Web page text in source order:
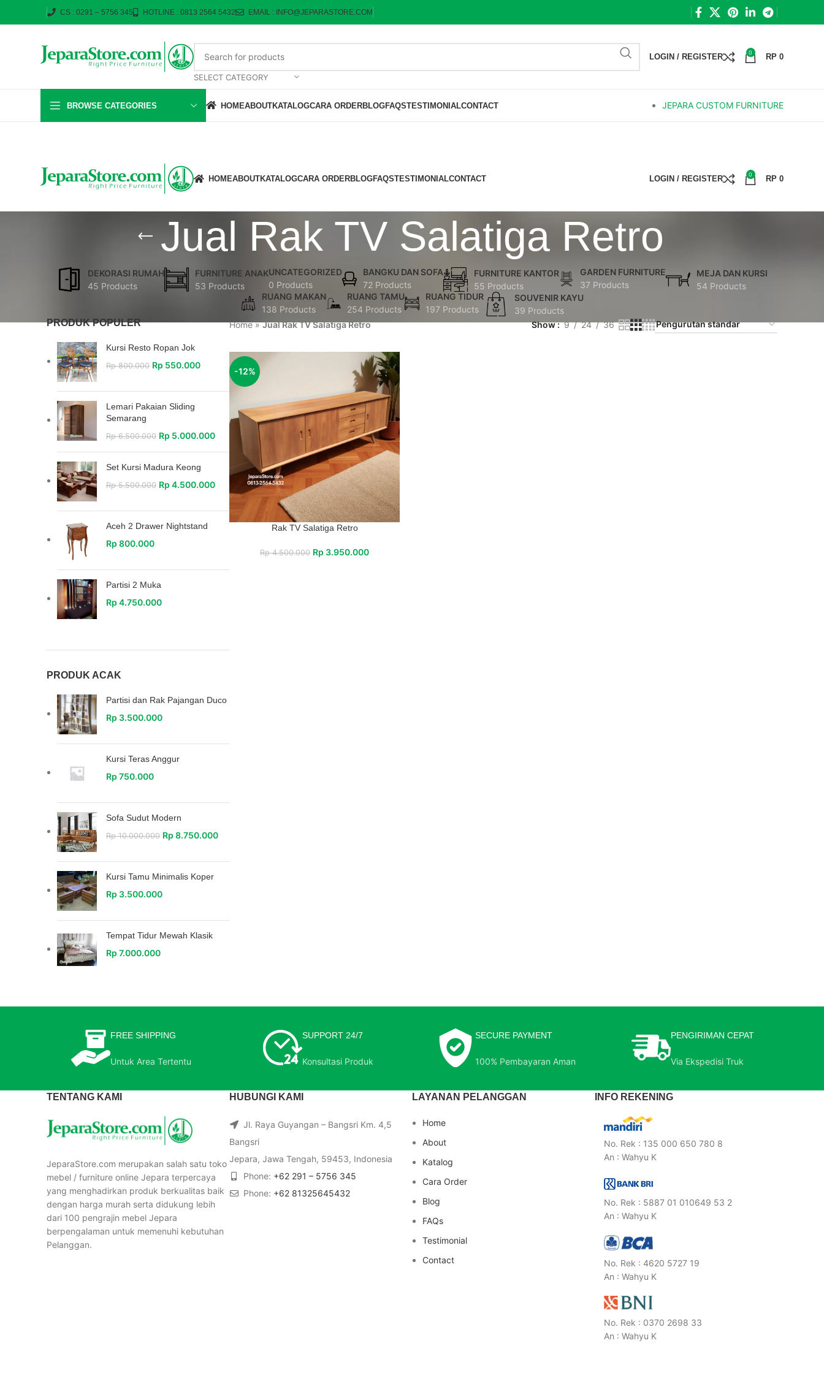
CS : 0291 – 5756 345 HOTLINE : 0813 2564 5432 EMAIL : INFO@JEPARASTORE.COM
SELECT CATEGORY
LOGIN / REGISTER 0 RP 0
BROWSE CATEGORIES HOMEABOUTKATALOGCARA ORDERBLOGFAQSTESTIMONIALCONTACT JEPARA CUSTOM FURNITURE
HOMEABOUTKATALOGCARA ORDERBLOGFAQSTESTIMONIALCONTACT LOGIN / REGISTER 0 RP 0
Jual Rak TV Salatiga Retro
DEKORASI RUMAH
45 Products
FURNITURE ANAK
53 Products
UNCATEGORIZED
0 Products
BANGKU DAN SOFA
72 Products
FURNITURE KANTOR
55 Products
GARDEN FURNITURE
37 Products
MEJA DAN KURSI
54 Products
RUANG MAKAN
138 Products
RUANG TAMU
254 Products
RUANG TIDUR
197 Products
SOUVENIR KAYU
39 Products
PRODUK POPULER
Kursi Resto Ropan Jok
Rp800.000 Rp 550.000
Lemari Pakaian Sliding
Semarang
Rp6.500.000 Rp 5.000.000
Set Kursi Madura Keong
Rp5.500.000 Rp 4.500.000
Aceh 2 Drawer Nightstand
Rp 800.000
Partisi 2 Muka
Rp 4.750.000
PRODUK ACAK
Partisi dan Rak Pajangan Duco
Rp 3.500.000
Kursi Teras Anggur
Rp 750.000
Sofa Sudut Modern
Rp10.000.000 Rp 8.750.000
Kursi Tamu Minimalis Koper
Rp 3.500.000
Tempat Tidur Mewah Klasik
Rp 7.000.000
Home»Jual Rak TV Salatiga Retro Show 9 24 36
-12%
Rak TV Salatiga Retro
Rp4.500.000 Rp 3.950.000
FREE SHIPPING
Untuk Area Tertentu
SUPPORT 24/7
Konsultasi Produk
SECURE PAYMENT
100% Pembayaran Aman
PENGIRIMAN CEPAT
Via Ekspedisi Truk
TENTANG KAMI
JeparaStore.com merupakan salah satu toko
mebel / furniture online Jepara terpercaya
yang menghadirkan produk berkualitas baik
dengan harga murah serta didukung lebih
dari 100 pengrajin mebel Jepara
berpengalaman untuk memenuhi kebutuhan
Pelanggan.
HUBUNGI KAMI
Jl. Raya Guyangan – Bangsri Km. 4,5
Bangsri
Jepara, Jawa Tengah, 59453, Indonesia
Phone: +62 291 – 5756 345
Phone: +62 81325645432
LAYANAN PELANGGAN
Home
About
Katalog
Cara Order
Blog
FAQs
Testimonial
Contact
INFO REKENING
No. Rek : 135 000 650 780 8
An : Wahyu K
No. Rek : 5887 01 010649 53 2
An : Wahyu K
No. Rek : 4620 5727 19
An : Wahyu K
No. Rek : 0370 2698 33
An : Wahyu K